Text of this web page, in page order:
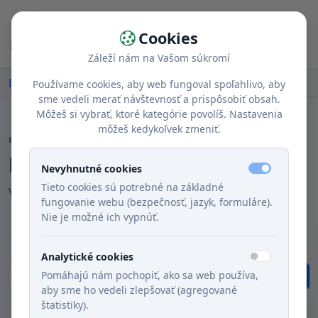
Domov Blog
COVARIT.SK BLOG
Blog
V tomto blogu sa budeme venovať vareniu
Cookies
Záleží nám na Vašom súkromí
Používame cookies, aby web fungoval spoľahlivo, aby
sme vedeli merať návštevnosť a prispôsobiť obsah.
Môžeš si vybrať, ktoré kategórie povolíš. Nastavenia
môžeš kedykoľvek zmeniť.
Nevyhnutné cookies
Tieto cookies sú potrebné na základné
fungovanie webu (bezpečnosť, jazyk, formuláre).
Nie je možné ich vypnúť.
Analytické cookies
Pomáhajú nám pochopiť, ako sa web používa,
aby sme ho vedeli zlepšovať (agregované
štatistiky).